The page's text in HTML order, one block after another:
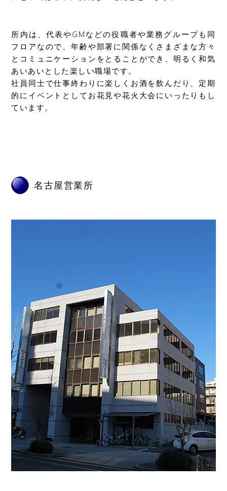
所内は、代表やGMなどの役職者や業務グループも同
フロアなので、年齢や部署に関係なくさまざまな方々
とコミュニケーションをとることができ、明るく和気
あいあいとした楽しい職場です。
社員同士で仕事終わりに楽しくお酒を飲んだり、定期
的にイベントとしてお花見や花火大会にいったりもし
ています。
名古屋営業所